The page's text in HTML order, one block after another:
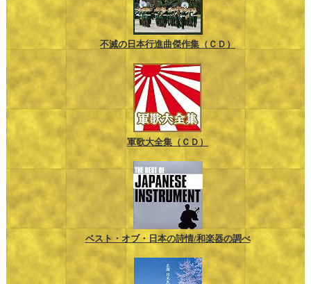
不滅の日本行進曲傑作集（ＣＤ）
軍歌大全集（ＣＤ）
ベスト・オブ・日本の詩情/和楽器の調べ